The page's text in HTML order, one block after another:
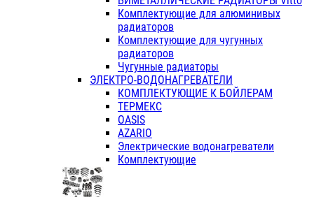
Комплектующие для алюминивых
радиаторов
Комплектующие для чугунных
радиаторов
Чугунные радиаторы
ЭЛЕКТРО-ВОДОНАГРЕВАТЕЛИ
КОМПЛЕКТУЮЩИЕ К БОЙЛЕРАМ
ТЕРМЕКС
OASIS
AZARIO
Электрические водонагреватели
Комплектующие